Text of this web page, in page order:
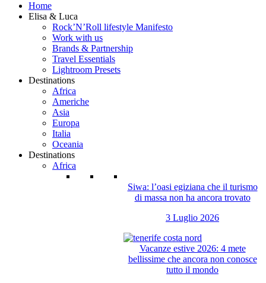
Home
Elisa & Luca
Rock’N’Roll lifestyle Manifesto
Work with us
Brands & Partnership
Travel Essentials
Lightroom Presets
Destinations
Africa
Americhe
Asia
Europa
Italia
Oceania
Destinations
Africa
Siwa: l’oasi egiziana che il turismo
di massa non ha ancora trovato
3 Luglio 2026
Vacanze estive 2026: 4 mete
bellissime che ancora non conosce
tutto il mondo